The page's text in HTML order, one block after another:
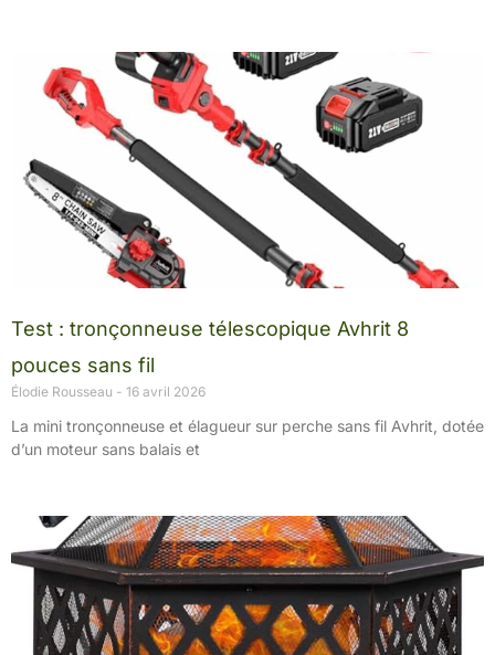
Test : tronçonneuse télescopique Avhrit 8
pouces sans fil
Élodie Rousseau 16 avril 2026
La mini tronçonneuse et élagueur sur perche sans fil Avhrit, dotée
d’un moteur sans balais et